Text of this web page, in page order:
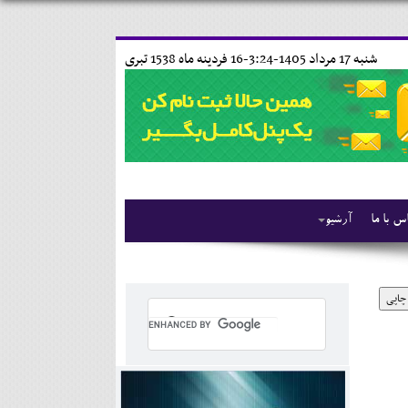
16 فردينه ماه 1538 تبری شنبه 17 مرداد 1405-3:24-
آرشیو با ما